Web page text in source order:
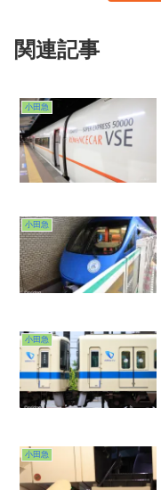
関連記事
小田急
小田急
小田急
小田急